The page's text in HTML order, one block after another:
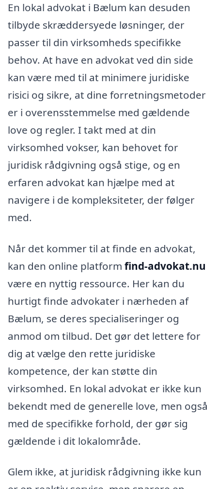
En lokal advokat i Bælum kan desuden
tilbyde skræddersyede løsninger, der
passer til din virksomheds specifikke
behov. At have en advokat ved din side
kan være med til at minimere juridiske
risici og sikre, at dine forretningsmetoder
er i overensstemmelse med gældende
love og regler. I takt med at din
virksomhed vokser, kan behovet for
juridisk rådgivning også stige, og en
erfaren advokat kan hjælpe med at
navigere i de kompleksiteter, der følger
med.
Når det kommer til at finde en advokat,
kan den online platform find-advokat.nu
være en nyttig ressource. Her kan du
hurtigt finde advokater i nærheden af
Bælum, se deres specialiseringer og
anmod om tilbud. Det gør det lettere for
dig at vælge den rette juridiske
kompetence, der kan støtte din
virksomhed. En lokal advokat er ikke kun
bekendt med de generelle love, men også
med de specifikke forhold, der gør sig
gældende i dit lokalområde.
Glem ikke, at juridisk rådgivning ikke kun